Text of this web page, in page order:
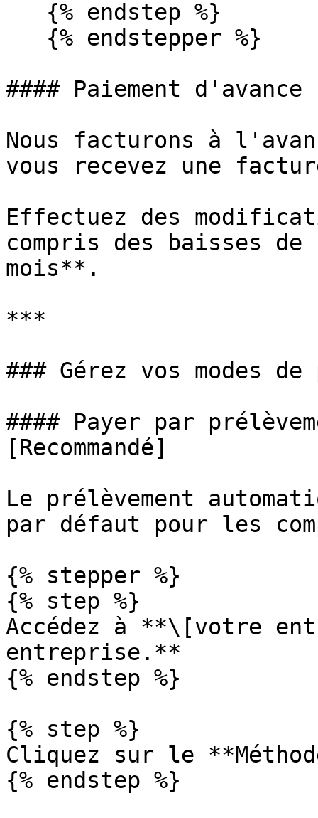
#### Paiement d'avance
Nous facturons à
vous recevez une
Effectuez des
compris des baisses
mois**.
***
### Gérez vos modes de
#### Payer par
[Recommandé]
Le prélèvement
par défaut pour les
{% stepper %}
{% step %}
Accédez à **\[votre
entreprise.**
{% endstep %}
{% step %}
Cliquez sur le
{% endstep %}